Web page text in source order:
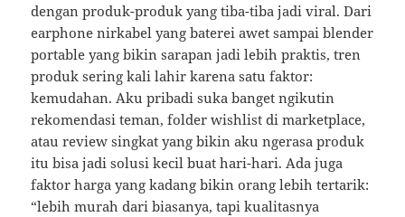
dengan produk-produk yang tiba-tiba jadi viral. Dari
earphone nirkabel yang baterei awet sampai blender
portable yang bikin sarapan jadi lebih praktis, tren
produk sering kali lahir karena satu faktor:
kemudahan. Aku pribadi suka banget ngikutin
rekomendasi teman, folder wishlist di marketplace,
atau review singkat yang bikin aku ngerasa produk
itu bisa jadi solusi kecil buat hari-hari. Ada juga
faktor harga yang kadang bikin orang lebih tertarik:
“lebih murah dari biasanya, tapi kualitasnya